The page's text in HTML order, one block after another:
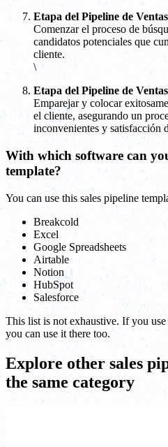
Etapa del Pipeline de
Comenzar el proceso de
candidatos potenciales que
cliente.
\
Etapa del Pipeline de
Emparejar y colocar
el cliente, asegurando un
inconvenientes y satisfacción
With which software can
template?
You can use this sales pipeline
Breakcold
Excel
Google Spreadsheets
Airtable
Notion
HubSpot
Salesforce
This list is not exhaustive. If you
you can use it there too.
Explore other sales
the same category